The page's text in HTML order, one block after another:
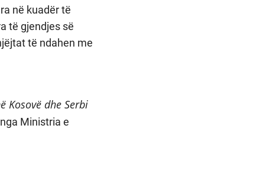
në kuadër të
të gjendjes së
të ndahen me
Kosovë dhe Serbi
Ministria e